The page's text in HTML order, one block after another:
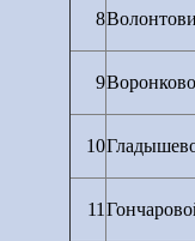
8
9
10
11